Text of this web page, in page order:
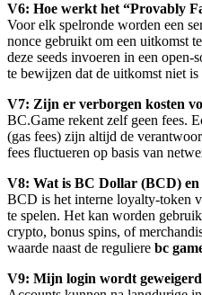
V6: Hoe werkt het “Provably
Voor elk spelronde worden een
nonce gebruikt om een uitkomst
deze seeds invoeren in een
te bewijzen dat de uitkomst niet is
V7: Zijn er verborgen kosten
BC.Game rekent zelf geen fees.
(gas fees) zijn altijd de
fees fluctueren op basis van
V8: Wat is BC Dollar (BCD)
BCD is het interne loyalty-token
te spelen. Het kan worden
crypto, bonus spins, of
waarde naast de reguliere bc
V9: Mijn login wordt